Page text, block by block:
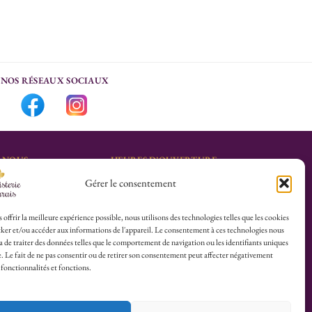
Gérer le consentement
offrir la meilleure expérience possible, nous utilisons des technologies telles que les cookies
et/ou accéder aux informations de l'appareil. Le consentement à ces technologies nous
de traiter des données telles que le comportement de navigation ou les identifiants uniques
Le fait de ne pas consentir ou de retirer son consentement peut affecter négativement
fonctionnalités et fonctions.
NOS RÉSEAUX SOCIAUX
:
Calvaire
HEURES D’OUVERTURE
Lu-Sa : 10h30/13h30 –
Dim (Oct à Mai) : 12h/17h30